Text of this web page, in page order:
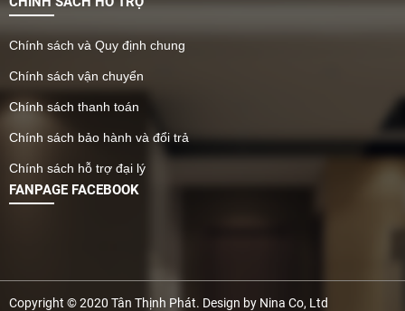
Chính sách và Quy định chung
Chính sách vận chuyển
Chính sách thanh toán
Chính sách bảo hành và đổi trả
Chính sách hỗ trợ đại lý
FANPAGE FACEBOOK
Copyright © 2020 Tân Thịnh Phát. Design by Nina Co, Ltd